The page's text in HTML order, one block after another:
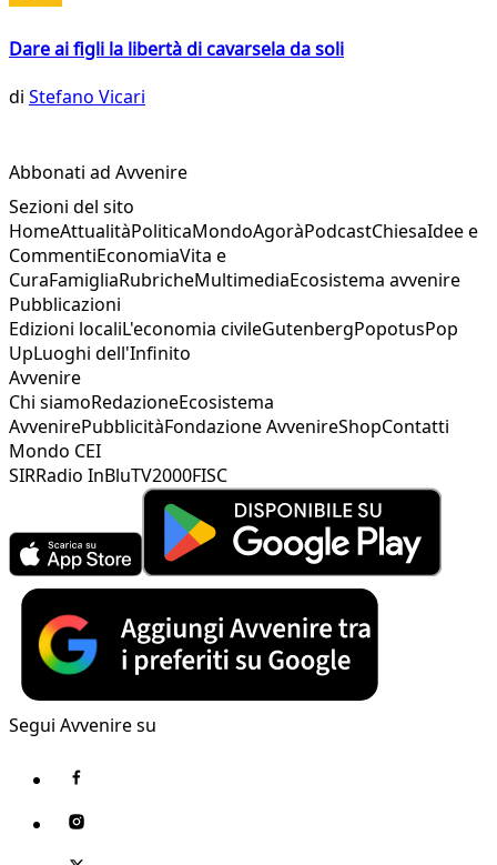
Dare ai figli la libertà di cavarsela da soli
di Stefano Vicari
Abbonati ad Avvenire
Sezioni del sito
HomeAttualitàPoliticaMondoAgoràPodcastChiesaIdee e
CommentiEconomiaVita e
CuraFamigliaRubricheMultimediaEcosistema avvenire
Pubblicazioni
Edizioni localiL'economia civileGutenbergPopotusPop
UpLuoghi dell'Infinito
Avvenire
Chi siamoRedazioneEcosistema
AvvenirePubblicitàFondazione AvvenireShopContatti
Mondo CEI
SIRRadio InBluTV2000FISC
Segui Avvenire su